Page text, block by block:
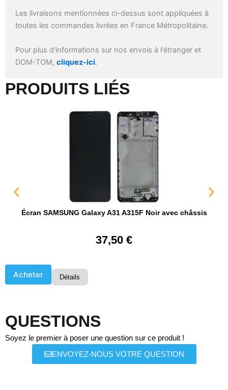
Les livraisons mentionnées ci-dessus sont appliquées à
toutes les commandes livrées en France Métropolitaine.
Pour plus d'informations sur nos envois à l'étranger et
DOM-TOM, cliquez-ici.
PRODUITS LIÉS​
Écran SAMSUNG Galaxy A31 A315F Noir avec châssis
37,50 €
Acheter Détails
QUESTIONS
Soyez le premier à poser une question sur ce produit !
ENVOYEZ-NOUS VOTRE QUESTION